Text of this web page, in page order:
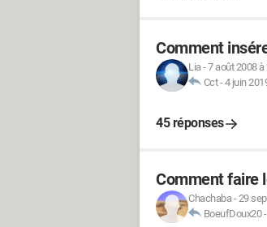
Comment
Lia-7 août 2008 à
Cct-4 juin
45 réponses
Comment faire
Chachaba-29
BoeufDoux20-